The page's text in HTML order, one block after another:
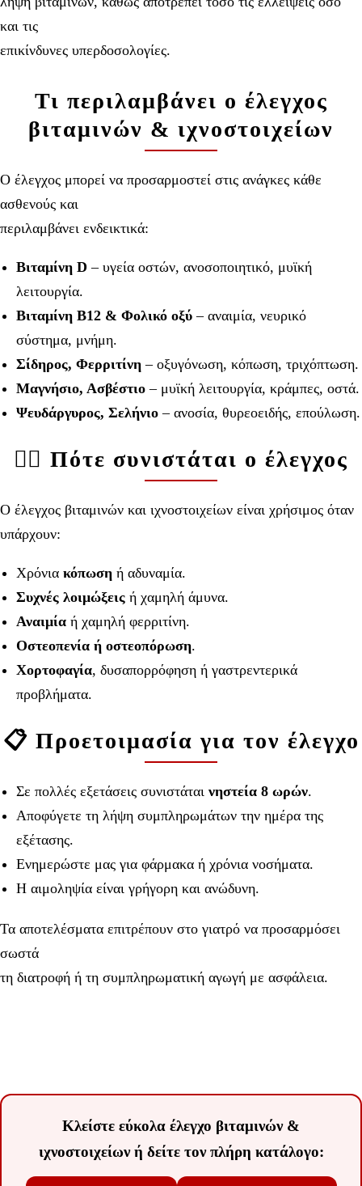
και τις
επικίνδυνες υπερδοσολογίες.
Τι περιλαμβάνει ο έλεγχος
βιταμινών & ιχνοστοιχείων
Ο έλεγχος μπορεί να προσαρμοστεί στις ανάγκες κάθε
ασθενούς και
περιλαμβάνει ενδεικτικά:
Βιταμίνη D – υγεία οστών, ανοσοποιητικό, μυϊκή
λειτουργία.
Βιταμίνη B12 & Φολικό οξύ – αναιμία, νευρικό
σύστημα, μνήμη.
Σίδηρος, Φερριτίνη – οξυγόνωση, κόπωση, τριχόπτωση.
Μαγνήσιο, Ασβέστιο – μυϊκή λειτουργία, κράμπες, οστά.
Ψευδάργυρος, Σελήνιο – ανοσία, θυρεοειδής, επούλωση.
👨‍⚕️ Πότε συνιστάται ο έλεγχος
Ο έλεγχος βιταμινών και ιχνοστοιχείων είναι χρήσιμος όταν
υπάρχουν:
Χρόνια κόπωση ή αδυναμία.
Συχνές λοιμώξεις ή χαμηλή άμυνα.
Αναιμία ή χαμηλή φερριτίνη.
Οστεοπενία ή οστεοπόρωση.
Χορτοφαγία, δυσαπορρόφηση ή γαστρεντερικά
προβλήματα.
📋 Προετοιμασία για τον έλεγχο
Σε πολλές εξετάσεις συνιστάται νηστεία 8 ωρών.
Αποφύγετε τη λήψη συμπληρωμάτων την ημέρα της
εξέτασης.
Ενημερώστε μας για φάρμακα ή χρόνια νοσήματα.
Η αιμοληψία είναι γρήγορη και ανώδυνη.
Τα αποτελέσματα επιτρέπουν στο γιατρό να προσαρμόσει
σωστά
τη διατροφή ή τη συμπληρωματική αγωγή με ασφάλεια.
Κλείστε εύκολα έλεγχο βιταμινών &
ιχνοστοιχείων ή δείτε τον πλήρη κατάλογο: